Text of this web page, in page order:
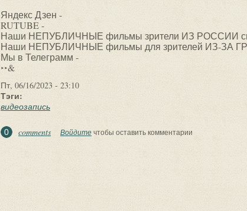
Яндекс Дзен -
RUTUBE -
Наши НЕПУБЛИЧНЫЕ фильмы зрители ИЗ РОССИИ
Наши НЕПУБЛИЧНЫЕ фильмы для зрителей ИЗ-ЗА
Мы в Телеграмм -
‣‣&
Пт, 06/16/2023 - 23:10
Тэги:
видеозапись
0 comments Войдитечтобы оставить комментарии